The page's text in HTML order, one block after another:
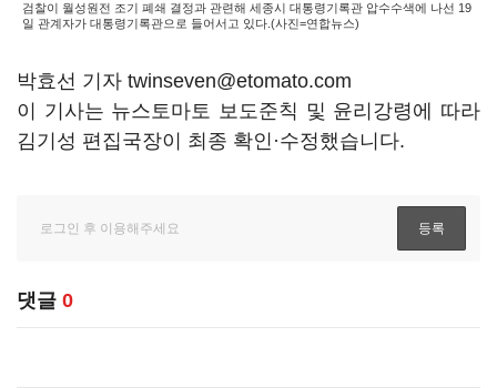
검찰이 월성원전 조기 폐쇄 결정과 관련해 세종시 대통령기록관 압수수색에 나선 19
일 관계자가 대통령기록관으로 들어서고 있다.(사진=연합뉴스)
박효선 기자 twinseven@etomato.com
이 기사는 뉴스토마토 보도준칙 및 윤리강령에 따라
김기성 편집국장이 최종 확인·수정했습니다.
댓글 0